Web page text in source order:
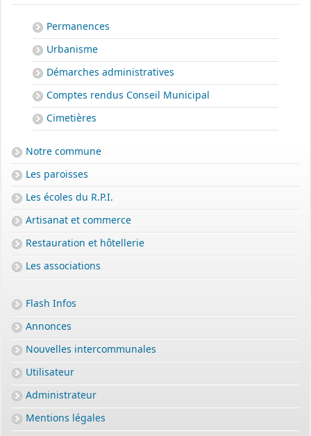
Permanences
Urbanisme
Démarches administratives
Comptes rendus Conseil Municipal
Cimetières
Notre commune
Les paroisses
Les écoles du R.P.I.
Artisanat et commerce
Restauration et hôtellerie
Les associations
Flash Infos
Annonces
Nouvelles intercommunales
Utilisateur
Administrateur
Mentions légales
PERMIS DE CONSTRUIRE- DECLARATION PREALABLE
dorénavant en ligne
Depuis le 3 janvier 2022, vous pouvez profiter de la
voie électronique (SVE)
d’autorisation d’urbanisme